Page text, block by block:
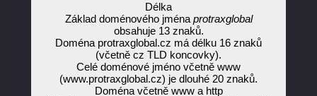
Délka
Základ doménového jména protraxglobal
obsahuje 13 znaků.
Doména protraxglobal.cz má délku 16 znaků
(včetně cz TLD koncovky).
Celé doménové jméno včetně www
(www.protraxglobal.cz) je dlouhé 20 znaků.
Doména včetně www a http